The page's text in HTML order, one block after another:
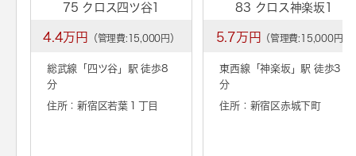
75 クロス四ツ谷1
4.4万円 （管理費:15,000円）
総武線「 四ツ谷 」駅 徒歩8
分
住所：新宿区若葉１丁目
83 クロス神楽坂1
5.7万円 （管理費:15,000円）
東西線「神楽坂」駅 徒歩3
分
住所：新宿区赤城下町